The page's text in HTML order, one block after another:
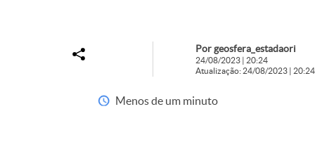
Por geosfera_estadaori
24/08/2023 | 20:24
Atualização: 24/08/2023 | 20:24
Menos de um minuto